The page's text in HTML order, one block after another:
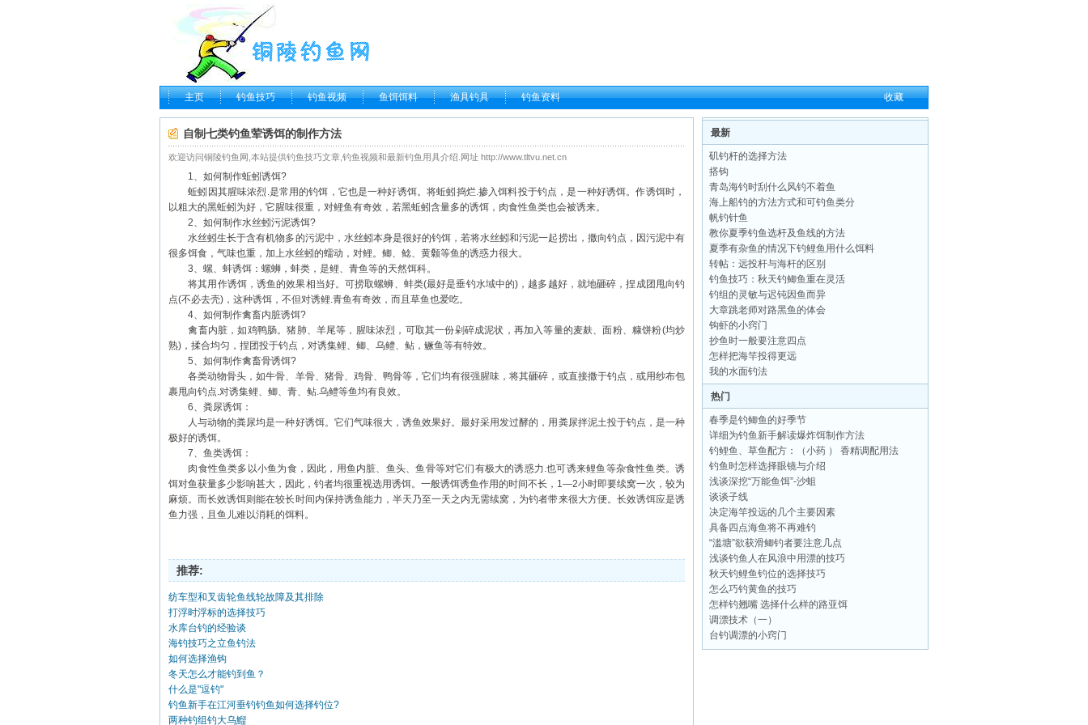
主页 钓鱼技巧 钓鱼视频 鱼饵饵料 渔具钓具 钓鱼资料 收藏
自制七类钓鱼荤诱饵的制作方法
欢迎访问铜陵钓鱼网,本站提供钓鱼技巧文章,钓鱼视频和最新钓鱼用具介绍.网址 http://www.tltvu.net.cn
1、如何制作蚯蚓诱饵?
蚯蚓因其腥味浓烈.是常用的钓饵 ，它也是一种好诱饵。将蚯蚓捣烂.掺入饵料投于钓点，是一种好诱饵。作诱饵时，
以粗大的黑蚯蚓为好，它腥味很重，对鲤鱼有奇效，若黑蚯蚓含量多的诱饵，肉食性鱼类也会被诱来。
2、如何制作水丝蚓污泥诱饵?
水丝蚓生长于含有机物多的污泥中，水丝蚓本身是很好的钓饵，若将水丝蚓和污泥一起捞出，撒向钓点，因污泥中有
很多饵食，气味也重，加上水丝蚓的蠕动，对鲤。鲫、鲶、黄颡等鱼的诱惑力很大。
3、螺、蚌诱饵：螺蛳，蚌类，是鲤、青鱼等的天然饵科。
将其用作诱饵，诱鱼的效果相当好。可捞取螺蛳、蚌类(最好是垂钓水域中的)，越多越好，就地砸碎，捏成团甩向钓
点(不必去壳)，这种诱饵，不但对诱鲤.青鱼有奇效，而且 草鱼也爱吃。
4、如何制作禽畜内脏诱饵?
禽畜内脏，如鸡鸭肠。猪肺、羊尾等，腥味浓烈，可取其一份剁碎成泥状，再加入等量的麦麸、面粉、糠饼粉(均炒
熟)，揉合均匀，捏团投于钓点，对诱集鲤、鲫、乌鳢、鲇，鳜鱼等有特效。
5、如何制作禽畜骨诱饵?
各类动物骨头，如牛骨、羊骨、猪骨、鸡骨、鸭骨等，它们均有很强腥味，将其砸碎，或直接撒于钓点，或用纱布包
裹甩向钓点.对诱集鲤、鲫、青、鲇.乌鳢等鱼均有良效。
6、粪尿诱饵：
人与动物的粪尿均是一种好诱饵。它们气味很大，诱鱼效果好。最好采用发过酵的，用粪尿拌泥土投于钓点，是一种
极好的诱饵。
7、鱼类诱饵：
肉食性鱼类多以小鱼为食，因此，用鱼内脏、鱼头、鱼骨等对它们有极大的诱惑力.也可诱来鲤鱼等杂食性鱼类。诱
饵对鱼获量多少影响甚大，因此，钓者均很重视选用诱饵。一般诱饵诱鱼作用的时间不长，1—2小时即要续窝一次，较为
麻烦。而长效诱饵则能在较长时间内保持诱鱼能力，半天乃至一天之内无需续窝，为钓者带来很大方便。长效诱饵应是诱
鱼力强，且鱼儿难以消耗的饵料。
推荐:
纺车型和叉齿轮鱼线轮故障及其排除
打浮时浮标的选择技巧
水库台钓的经验谈
海钓技巧之立鱼钓法
如何选择渔钩
冬天怎么才能钓到鱼？
什么是"逗钓"
钓鱼新手在江河垂钓钓鱼如何选择钓位?
两种钓组钓大乌鰡
最新
矶钓杆的选择方法
搭钩
青岛海钓时刮什么风钓不着鱼
海上船钓的方法方式和可钓鱼类分
帆钓针鱼
教你夏季钓鱼选杆及鱼线的方法
夏季有杂鱼的情况下钓鲤鱼用什么饵料
转帖：远投杆与海杆的区别
钓鱼技巧：秋天钓鲫鱼重在灵活
钓组的灵敏与迟钝因鱼而异
大章跳老师对路黑鱼的体会
钩虾的小窍门
抄鱼时一般要注意四点
怎样把海竿投得更远
我的水面钓法
热门
春季是钓鲫鱼的好季节
详细为钓鱼新手解读爆炸饵制作方法
钓鲤鱼、草鱼配方：（小药 ） 香精调配用法
钓鱼时怎样选择眼镜与介绍
浅谈深挖“万能鱼饵”-沙蛆
谈谈子线
决定海竿投远的几个主要因素
具备四点海鱼将不再难钓
“滥塘”欲获滑鲫钓者要注意几点
浅谈钓鱼人在风浪中用漂的技巧
秋天钓鲤鱼钓位的选择技巧
怎么巧钓黄鱼的技巧
怎样钓翘嘴 选择什么样的路亚饵
调漂技术（一）
台钓调漂的小窍门